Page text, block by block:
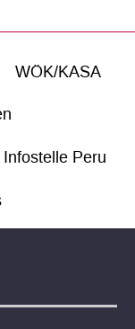
WÖK/KASA
Infostelle Peru